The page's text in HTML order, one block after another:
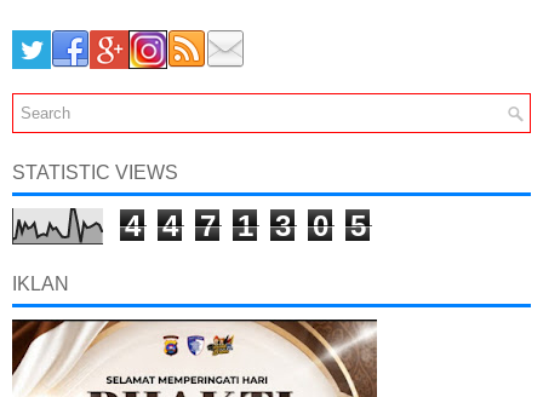
STATISTIC VIEWS
4 4 7 1 3 0 5
IKLAN